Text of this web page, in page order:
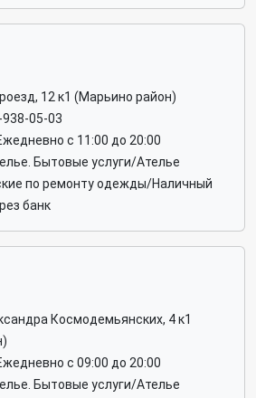
12 к1 (Марьино район)
05-03
с 11:00 до 20:00
Бытовые услуги/Ателье
по ремонту одежды/Наличный
банк
Космодемьянских, 4 к1
с 09:00 до 20:00
Бытовые услуги/Ателье